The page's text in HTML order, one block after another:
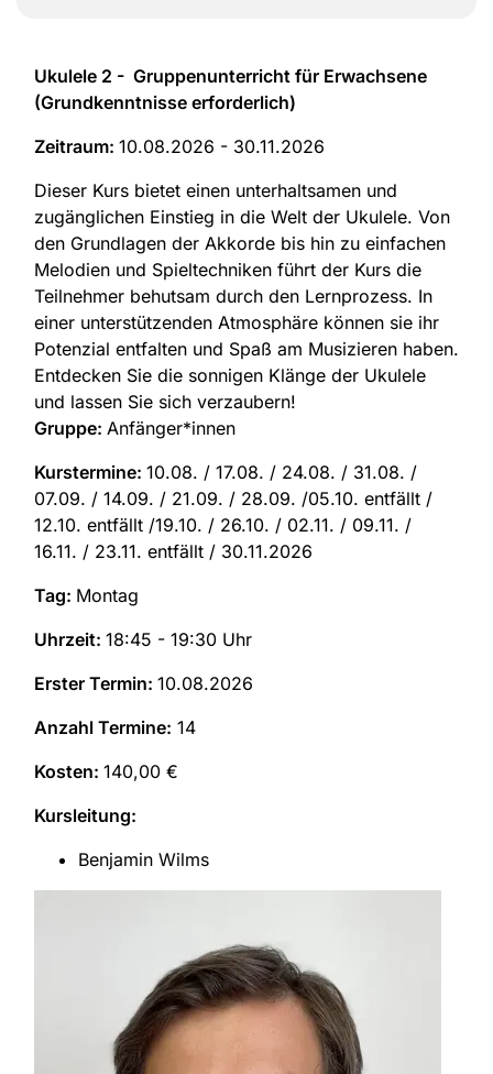
Ukulele 2 - Gruppenunterricht für Erwachsene
(Grundkenntnisse erforderlich)
Zeitraum: 10.08.2026 - 30.11.2026
Dieser Kurs bietet einen unterhaltsamen und
zugänglichen Einstieg in die Welt der Ukulele. Von
den Grundlagen der Akkorde bis hin zu einfachen
Melodien und Spieltechniken führt der Kurs die
Teilnehmer behutsam durch den Lernprozess. In
einer unterstützenden Atmosphäre können sie ihr
Potenzial entfalten und Spaß am Musizieren haben.
Entdecken Sie die sonnigen Klänge der Ukulele
und lassen Sie sich verzaubern!
Gruppe: Anfänger*innen
Kurstermine: 10.08. / 17.08. / 24.08. / 31.08. /
07.09. / 14.09. / 21.09. / 28.09. /05.10. entfällt /
12.10. entfällt /19.10. / 26.10. / 02.11. / 09.11. /
16.11. / 23.11. entfällt / 30.11.2026
Tag: Montag
Uhrzeit: 18:45 - 19:30 Uhr
Erster Termin: 10.08.2026
Anzahl Termine: 14
Kosten: 140,00 €
Kursleitung:
Benjamin Wilms